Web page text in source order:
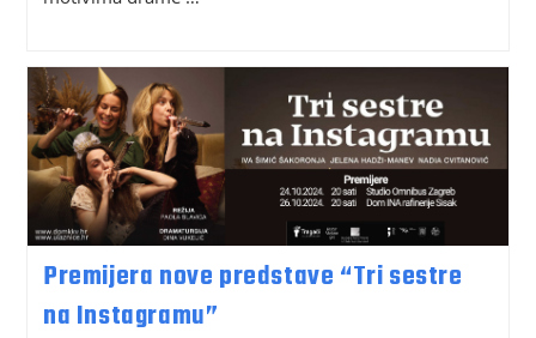
Premijera nove predstave “Tri sestre
na Instagramu”